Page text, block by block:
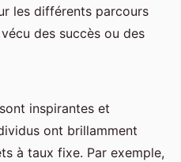
les différents parcours
vécu des succès ou des
sont inspirantes et
ont brillamment
à taux fixe. Par exemple,